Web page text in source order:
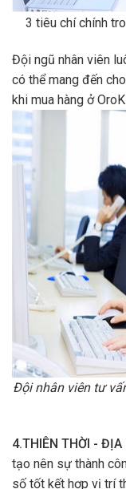
3 tiêu chí chính
Đội ngũ nhân viên
có thể mang đến
khi mua hàng ở
Đội nhân viên tư
4.THIÊN THỜI - ĐỊA
tạo nên sự thành
số tốt kết hợp vị trí